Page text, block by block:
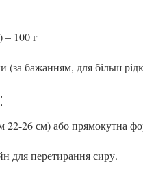
– 100 г
бажанням, для більш
22-26 см) або прямокутна
для перетирання сиру.